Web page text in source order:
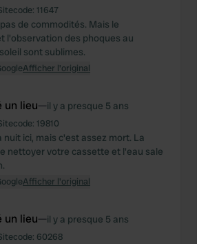
11647
de commodités. Mais le
l'observation des phoques au
sont sublimes.
Afficher l'original
un lieu—il y a presque 5 ans
19810
nuit ici, mais c'est assez mort. La
nettoyer votre cassette et l'eau sale
Afficher l'original
un lieu—il y a presque 5 ans
60268